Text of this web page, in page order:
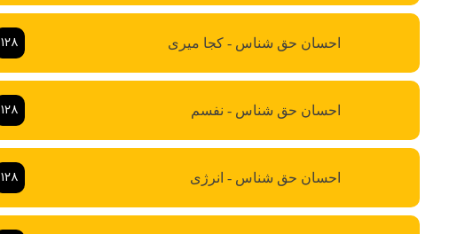
احسان حق شناس - کجا میری ۱۲۸
احسان حق شناس - نفسم ۱۲۸
احسان حق شناس - انرژی ۱۲۸